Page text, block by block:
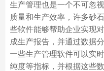
生产管理也是一个不可忽
质量和生产效率，许多砂
些软件能够帮助企业实现
成生产报告，并通过数据
一些生产管理软件可以实
纯度等指标，并根据这些